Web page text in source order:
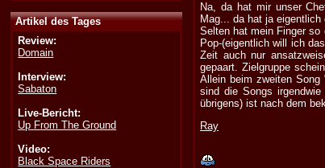
Artikel des Tages
Review:
Domain
Interview:
Sabaton
Live-Bericht:
Up From The Ground
Video:
Black Space Riders
Na, da hat mir unser
Mag... da hat ja
Selten hat mein Finger so
Pop-(eigentlich will ich
Zeit auch nur
gepaart. Zielgruppe
Allein beim zweiten
sind die Songs
übrigens) ist nach dem
Ray